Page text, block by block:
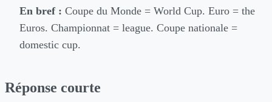
En bref : Coupe du Monde = World Cup. Euro = the
Euros. Championnat = league. Coupe nationale =
domestic cup.
Réponse courte